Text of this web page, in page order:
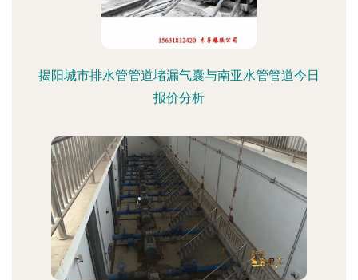
揭阳城市排水管管道堵漏气囊与南亚水管管道今日
报价分析